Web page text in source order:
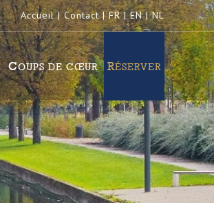
Accueil|Contact|FR|EN|NL
COUPS DE CŒUR RÉSERVER